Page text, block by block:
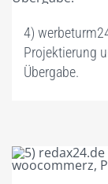
4)
Projektierung
Übergabe.